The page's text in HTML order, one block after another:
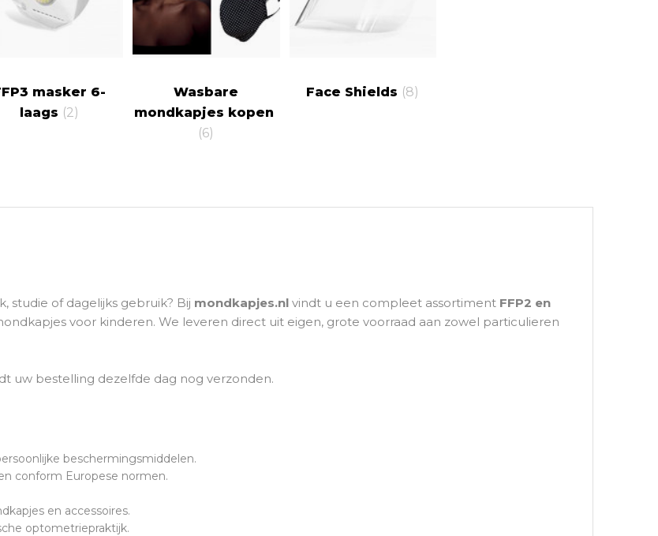
masker 6-
laags (2)
Wasbare
mondkapjes kopen
(6)
Face Shields (8)
studie of dagelijks gebruik? Bij mondkapjes.nl vindt u een compleet assortiment FFP2 en
voor kinderen. We leveren direct uit eigen, grote voorraad aan zowel particulieren
uw bestelling dezelfde dag nog verzonden.
beschermingsmiddelen.
conform Europese normen.
en accessoires.
optometriepraktijk.